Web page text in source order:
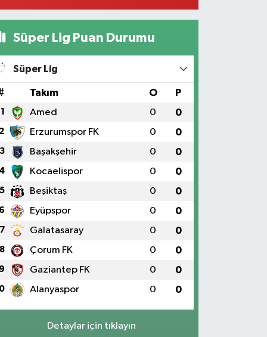
Süper Lig Puan Durumu
Süper Lig
Takım O P
1 Amed 0 0
2 Erzurumspor FK 0 0
3 Başakşehir 0 0
4 Kocaelispor 0 0
5 Beşiktaş 0 0
6 Eyüpspor 0 0
7 Galatasaray 0 0
8 Çorum FK 0 0
9 Gaziantep FK 0 0
Alanyaspor 0 0
Detaylar için tıklayın